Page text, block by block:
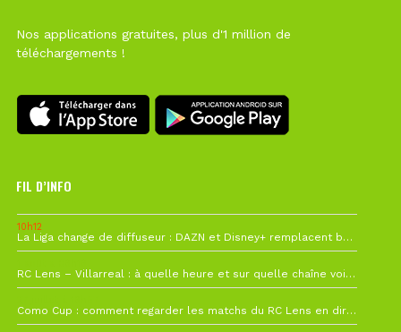
Nos applications gratuites, plus d'1 million de
téléchargements !
FIL D’INFO
10h12
La Liga change de diffuseur : DAZN et Disney+ remplacent beIN Sports !
RC Lens – Villarreal : à quelle heure et sur quelle chaîne voir la finale de la Como Cup ?
Como Cup : comment regarder les matchs du RC Lens en direct ?